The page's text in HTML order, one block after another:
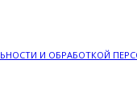
И ОБРАБОТКОЙ